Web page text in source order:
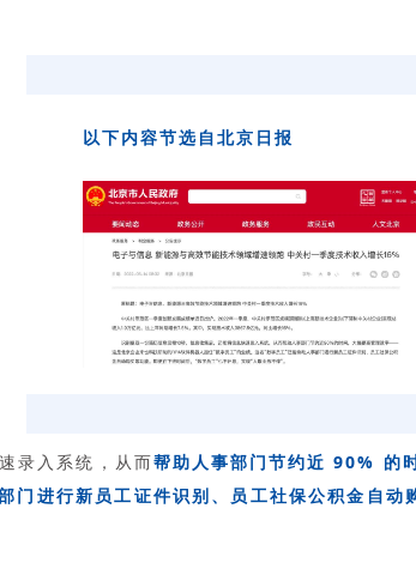
以下内容节选自北京日报
录入系统，从而帮助人事部门节约近 90% 的
门进行新员工证件识别、员工社保公积金自动